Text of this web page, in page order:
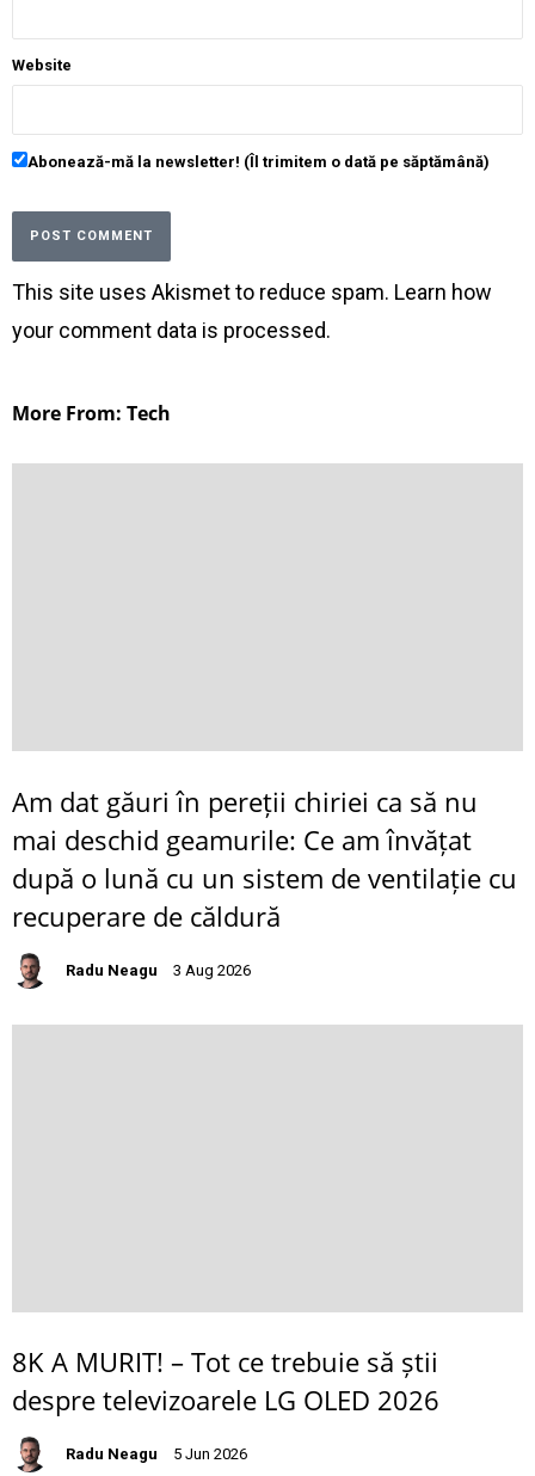
Website
Abonează-mă la newsletter! (Îl trimitem o dată pe săptămână)
This site uses Akismet to reduce spam. Learn how
your comment data is processed.
More From: Tech
Am dat găuri în pereții chiriei ca să nu
mai deschid geamurile: Ce am învățat
după o lună cu un sistem de ventilație cu
recuperare de căldură
Radu Neagu 3 Aug 2026
8K A MURIT! – Tot ce trebuie să știi
despre televizoarele LG OLED 2026
Radu Neagu 5 Jun 2026